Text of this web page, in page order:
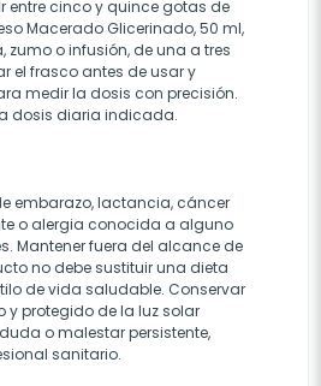
entre cinco y quince gotas de
Macerado Glicerinado, 50 ml,
zumo o infusión, de una a tres
el frasco antes de usar y
medir la dosis con precisión.
dosis diaria indicada.
embarazo, lactancia, cáncer
o alergia conocida a alguno
Mantener fuera del alcance de
no debe sustituir una dieta
de vida saludable. Conservar
y protegido de la luz solar
o malestar persistente,
sanitario.